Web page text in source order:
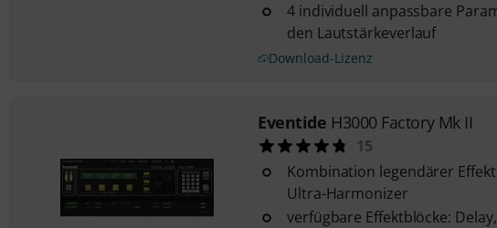
4 individuell anpassbare
den Lautstärkeverlauf
Download-Lizenz
Eventide H3000 Factory Mk II
15
Kombination legendärer
Ultra-Harmonizer
verfügbare Effektblöcke: Delay,